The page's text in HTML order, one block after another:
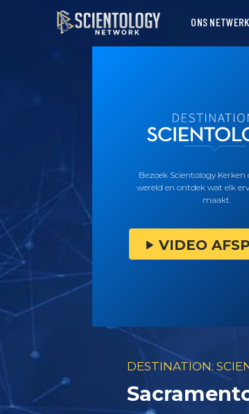
ONS NETWERK
Bezoek Scientology Kerken
wereld en ontdek wat elk
maakt.
VIDEO
DESTINATION: